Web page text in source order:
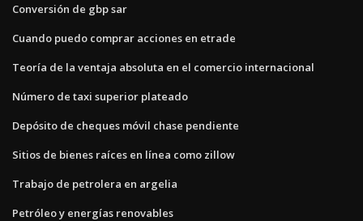
Conversión de gbp sar
Cuando puedo comprar acciones en etrade
Teoría de la ventaja absoluta en el comercio internacional
Número de taxi superior plateado
Depósito de cheques móvil chase pendiente
Sitios de bienes raíces en línea como zillow
Trabajo de petrolera en argelia
Petróleo y energías renovables